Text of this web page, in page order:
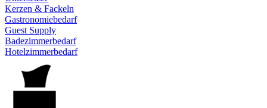
Kerzen & Fackeln
Gastronomiebedarf
Guest Supply
Badezimmerbedarf
Hotelzimmerbedarf